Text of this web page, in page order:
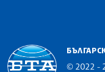
© 2022 -